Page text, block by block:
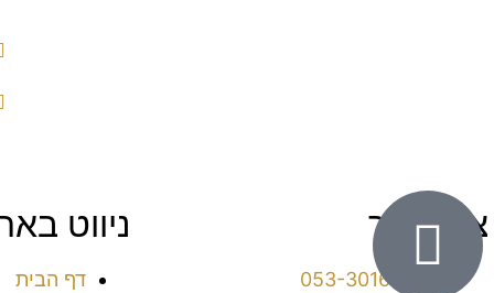
צור קשר
053-3016038⁩
ניווט
דף הבית